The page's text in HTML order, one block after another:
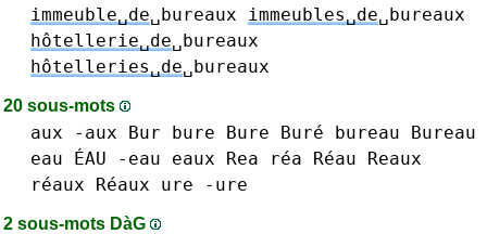
immeuble␣de␣bureaux immeubles␣de␣bureaux
hôtellerie␣de␣bureaux
hôtelleries␣de␣bureaux
20 sous-mots
aux -aux Bur bure Bure Buré
bureau Bureau
eau ÉAU -eau
eaux Rea réa Réau
Reaux
réaux Réaux
ure -ure
2 sous-mots DàG